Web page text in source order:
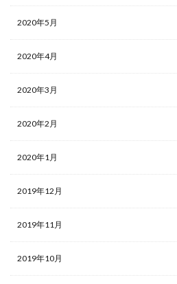
2020年5月
2020年4月
2020年3月
2020年2月
2020年1月
2019年12月
2019年11月
2019年10月